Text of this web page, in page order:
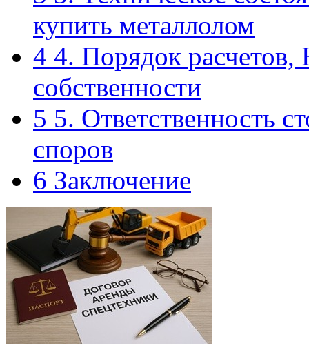
купить металлолом
4 4. Порядок
собственности
5 5. Ответственность
споров
6 Заключение